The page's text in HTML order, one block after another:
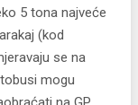
5 tona najveće
(kod
se na
mogu